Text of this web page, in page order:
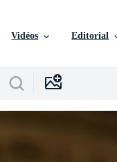
Vidéos Editorial